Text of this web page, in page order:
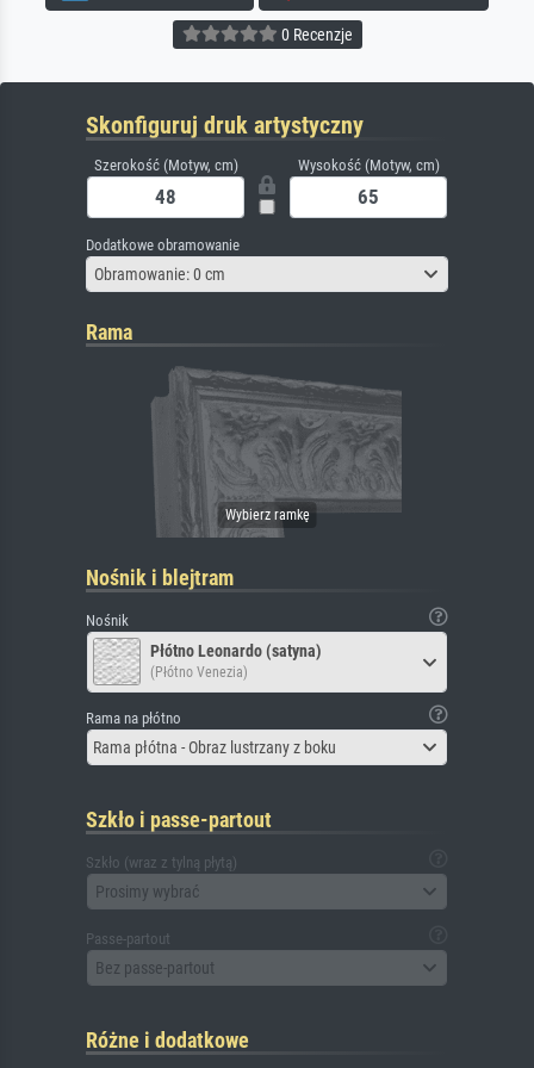
0 Recenzje
Skonfiguruj druk artystyczny
Szerokość (Motyw, cm) Wysokość (Motyw, cm)
Dodatkowe obramowanie
Obramowanie: 0 cm
Rama
Nośnik i blejtram
Nośnik
Płótno Leonardo (satyna)
(Płótno Venezia)
Rama na płótno
Rama płótna - Obraz lustrzany z boku
Szkło i passe-partout
Szkło (wraz z tylną płytą)
Prosimy wybrać
Passe-partout
Bez passe-partout
Różne i dodatkowe